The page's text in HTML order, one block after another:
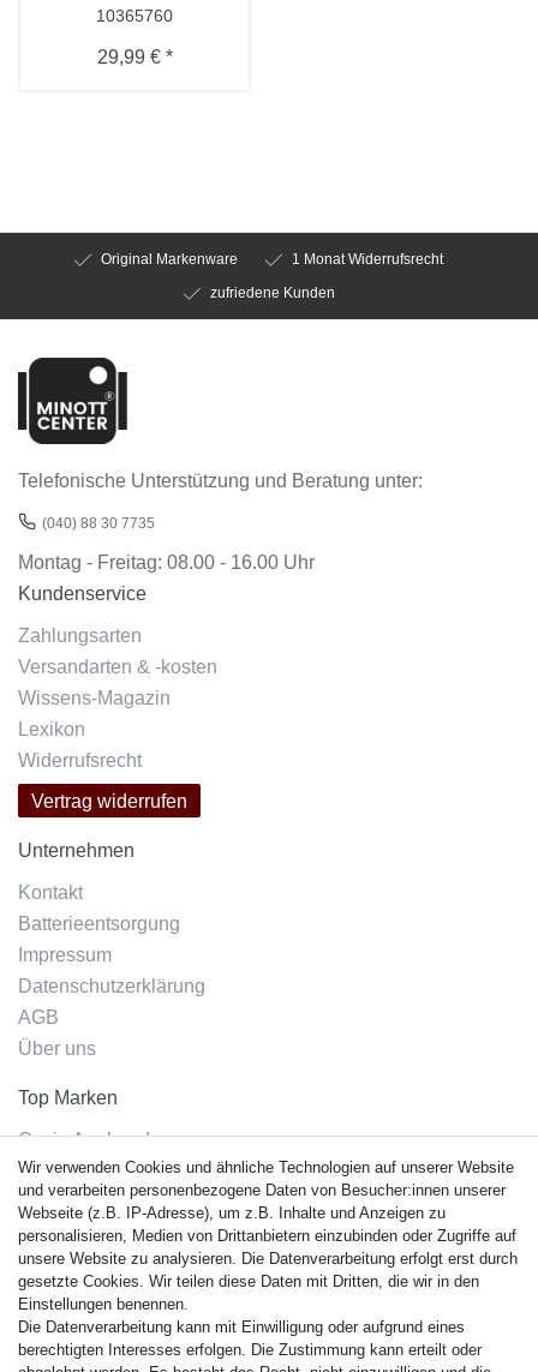
10365760
29,99 € *
Original Markenware
1 Monat Widerrufsrecht
zufriedene Kunden
Telefonische Unterstützung und Beratung unter:
(040) 88 30 7735
Montag - Freitag: 08.00 - 16.00 Uhr
Kundenservice
Zahlungsarten
Versandarten & -kosten
Wissens-Magazin
Lexikon
Widerrufsrecht
Vertrag widerrufen
Unternehmen
Kontakt
Batterieentsorgung
Impressum
Datenschutzerklärung
AGB
Über uns
Top Marken
Casio Armband
Festina Armband
Citizen Armband
M. Lacroix Armband
J. Lemans Armband
Uhrenarmbänder - Alle
Sicherheit
Wir verwenden Cookies und ähnliche Technologien auf unserer Website
und verarbeiten personenbezogene Daten von Besucher:innen unserer
Webseite (z.B. IP-Adresse), um z.B. Inhalte und Anzeigen zu
personalisieren, Medien von Drittanbietern einzubinden oder Zugriffe auf
unsere Website zu analysieren. Die Datenverarbeitung erfolgt erst durch
gesetzte Cookies. Wir teilen diese Daten mit Dritten, die wir in den
Einstellungen benennen.
Die Datenverarbeitung kann mit Einwilligung oder aufgrund eines
berechtigten Interesses erfolgen. Die Zustimmung kann erteilt oder